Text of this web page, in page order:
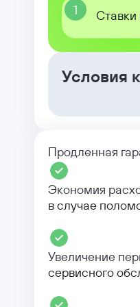
1
Условия
Продленная
Экономия
в случае
Увеличение
сервисного